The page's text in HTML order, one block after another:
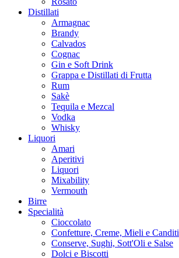
Distillati
Armagnac
Brandy
Calvados
Cognac
Gin e Soft Drink
Grappa e Distillati di Frutta
Rum
Sakè
Tequila e Mezcal
Vodka
Whisky
Liquori
Amari
Aperitivi
Liquori
Mixability
Vermouth
Birre
Specialità
Cioccolato
Confetture, Creme, Mieli e Canditi
Conserve, Sughi, Sott'Oli e Salse
Dolci e Biscotti